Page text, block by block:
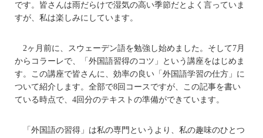
です。皆さんは雨だらけで湿気の高い季節だとよく言っていま
すが、私は楽しみにしています。
2ヶ月前に、スウェーデン語を勉強し始めました。そして7月
からコラーレで、「外国語習得のコツ」という講座をはじめま
す。この講座で皆さんに、効率の良い「外国語学習の仕方」に
ついて紹介します。全部で8回コースですが、この記事を書い
ている時点で、4回分のテキストの準備ができています。
「外国語の習得」は私の専門というより、私の趣味のひとつ